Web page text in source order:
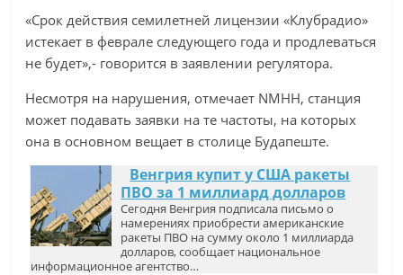
«Срок действия семилетней лицензии «Клубрадио»
истекает в феврале следующего года и продлеваться
не будет»,- говорится в заявлении регулятора.
Несмотря на нарушения, отмечает NMHH, станция
может подавать заявки на те частоты, на которых
она в основном вещает в столице Будапеште.
Венгрия купит у США ракеты
ПВО за 1 миллиард долларов
Сегодня Венгрия подписала письмо о
намерениях приобрести американские
ракеты ПВО на сумму около 1 миллиарда
долларов, сообщает национальное
информационное агентство…